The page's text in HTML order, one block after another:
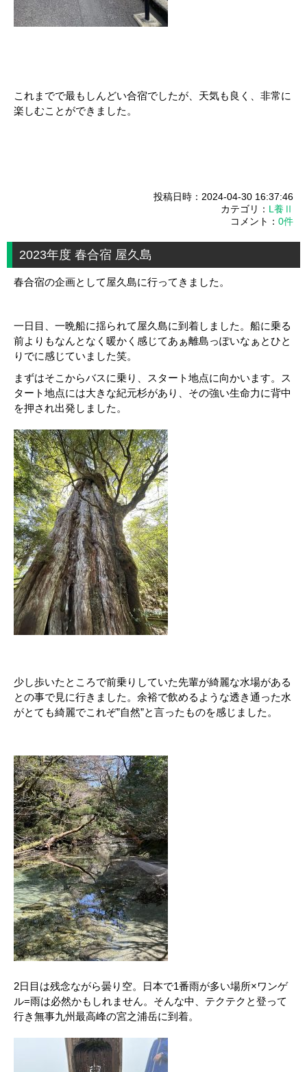
これまでで最もしんどい合宿でしたが、天気も良く、非常に
楽しむことができました。
投稿日時：2024-04-30 16:37:46
カテゴリ： L養Ⅱ
コメント： 0件
2023年度 春合宿 屋久島
春合宿の企画として屋久島に行ってきました。
一日目、一晩船に揺られて屋久島に到着しました。船に乗る
前よりもなんとなく暖かく感じてあぁ離島っぽいなぁとひと
りでに感じていました笑。
まずはそこからバスに乗り、スタート地点に向かいます。ス
タート地点には大きな紀元杉があり、その強い生命力に背中
を押され出発しました。
少し歩いたところで前乗りしていた先輩が綺麗な水場がある
との事で見に行きました。余裕で飲めるような透き通った水
がとても綺麗でこれぞ”自然”と言ったものを感じました。
2日目は残念ながら曇り空。日本で1番雨が多い場所×ワンゲ
ル=雨は必然かもしれません。そんな中、テクテクと登って
行き無事九州最高峰の宮之浦岳に到着。